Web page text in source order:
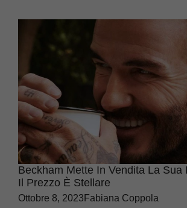
Beckham Mette In Vendita La Sua
Il Prezzo È Stellare
Ottobre 8, 2023 Fabiana Coppola